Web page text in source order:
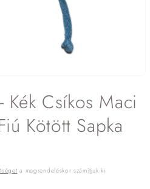
Kék Csíkos Maci
Kötött Sapka
a megrendeléskor számítjuk ki.